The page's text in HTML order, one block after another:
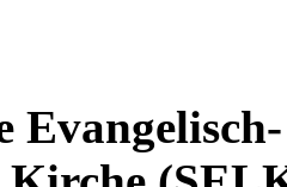
Evangelisch-